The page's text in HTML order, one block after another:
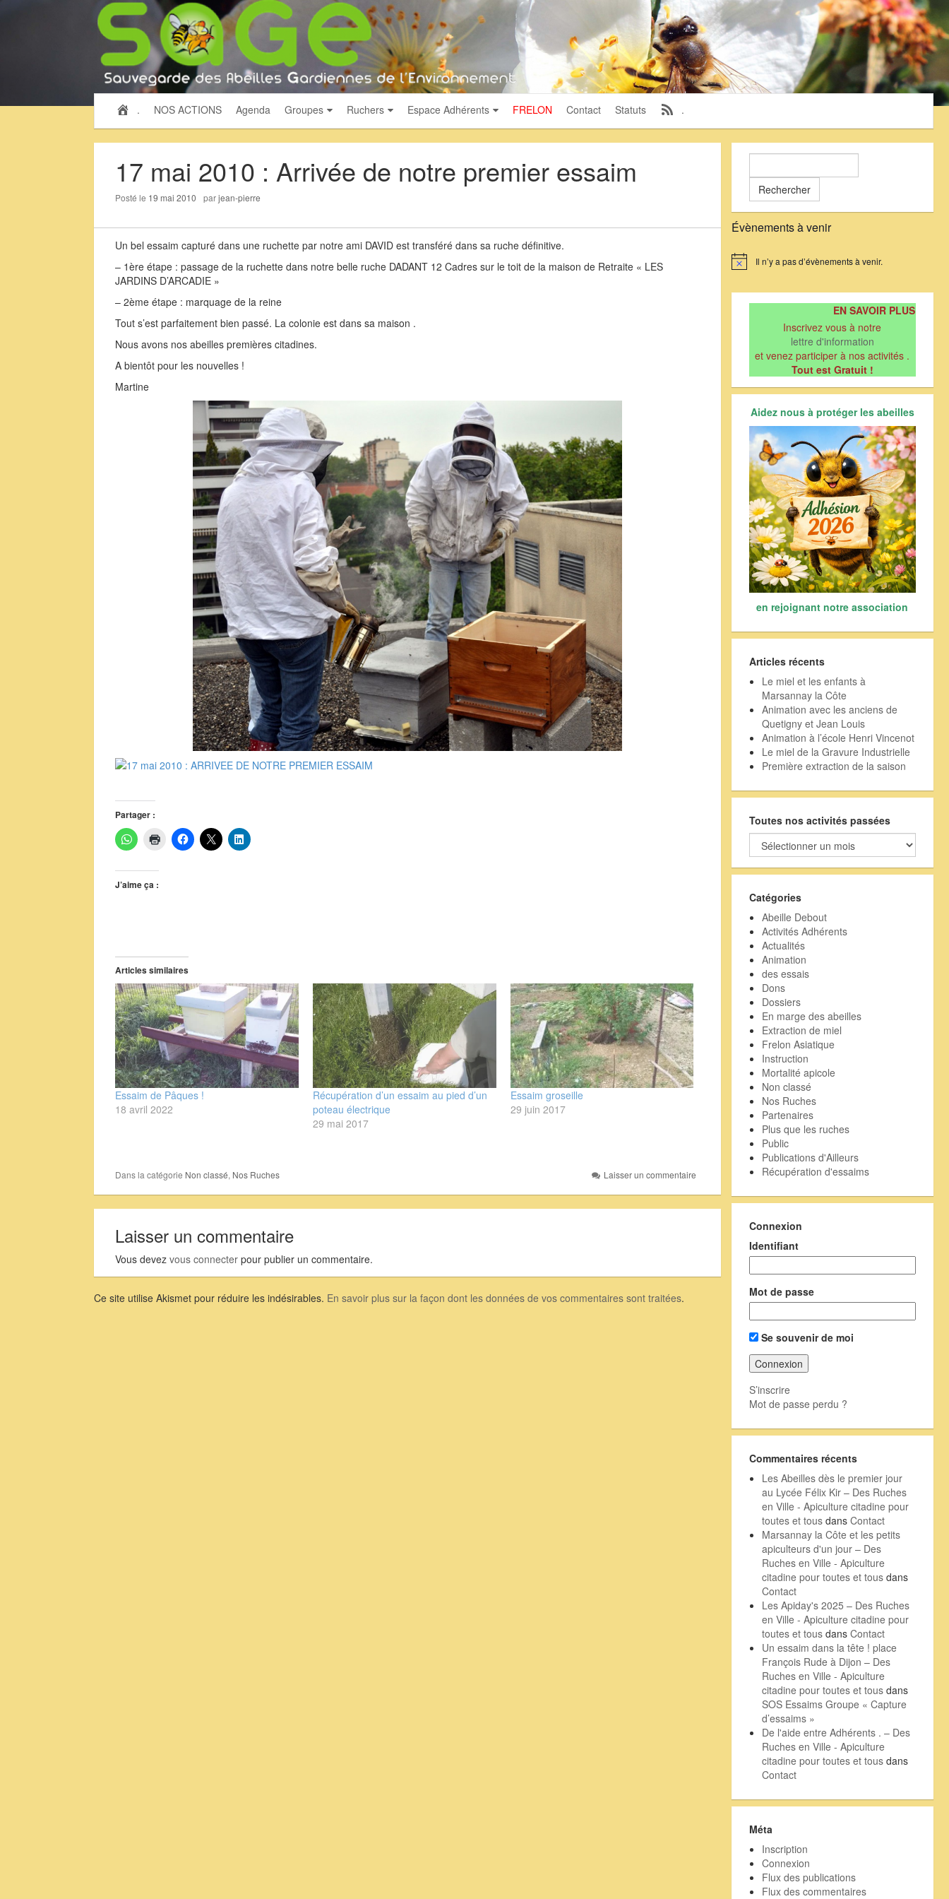
. NOS ACTIONS Agenda Groupes Ruchers Espace Adhérents FRELON Contact Statuts .
17 mai 2010 : Arrivée de notre premier essaim
Posté le 19 mai 2010 parjean-pierre
Un bel essaim capturé dans une ruchette par notre ami DAVID est transféré dans sa ruche définitive.
– 1ère étape : passage de la ruchette dans notre belle ruche DADANT 12 Cadres sur le toit de la maison de Retraite « LES
JARDINS D’ARCADIE »
– 2ème étape : marquage de la reine
Tout s’est parfaitement bien passé. La colonie est dans sa maison .
Nous avons nos abeilles premières citadines.
A bientôt pour les nouvelles !
Martine
Partager :
J’aime ça :
Articles similaires
Essaim de Pâques !
18 avril 2022
Récupération d’un essaim au pied d’un
poteau électrique
29 mai 2017
Essaim groseille
29 juin 2017
Dans la catégorie Non classé, Nos Ruches Laisser un commentaire
Laisser un commentaire
Vous devezvous connecter pour publier un commentaire.
Ce site utilise Akismet pour réduire les indésirables. En savoir plus sur la façon dont les données de vos commentaires sont traitées.
Évènements à venir
Notice Il n’y a pas d’évènements à venir.
EN SAVOIR PLUS
Inscrivez vous à notre
lettre d'information
et venez participer à nos activités .
Tout est Gratuit !
Aidez nous à protéger les abeilles
en rejoignant notre association
Articles récents
Le miel et les enfants à
Marsannay la Côte
Animation avec les anciens de
Quetigny et Jean Louis
Animation à l’école Henri Vincenot
Le miel de la Gravure Industrielle
Première extraction de la saison
Toutes nos activités passées
Toutes
nos
activités
Catégories
Abeille Debout
Activités Adhérents
Actualités
Animation
des essais
Dons
Dossiers
En marge des abeilles
Extraction de miel
Frelon Asiatique
Instruction
Mortalité apicole
Non classé
Nos Ruches
Partenaires
Plus que les ruches
Public
Publications d'Ailleurs
Récupération d'essaims
Connexion
Identifiant
Mot de passe
Se souvenir de moi
S’inscrire
Mot de passe perdu ?
Commentaires récents
Les Abeilles dès le premier jour
au Lycée Félix Kir – Des Ruches
en Ville - Apiculture citadine pour
toutes et tousdans Contact
Marsannay la Côte et les petits
apiculteurs d'un jour – Des
Ruches en Ville - Apiculture
citadine pour toutes et tousdans
Contact
Les Apiday's 2025 – Des Ruches
en Ville - Apiculture citadine pour
toutes et tousdans Contact
Un essaim dans la tête ! place
François Rude à Dijon – Des
Ruches en Ville - Apiculture
citadine pour toutes et tousdans
SOS Essaims Groupe « Capture
d’essaims »
De l'aide entre Adhérents . – Des
Ruches en Ville - Apiculture
citadine pour toutes et tousdans
Contact
Méta
Inscription
Connexion
Flux des publications
Flux des commentaires